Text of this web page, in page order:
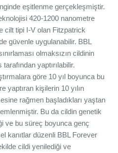
eşitlenme gerçekleşmiştir.
420-1200 nanometre
cilt tipi I-V olan Fitzpatrick
güvenle uygulanabilir. BBL
olmaksızın cildinin
yaptırılabilir.
göre 10 yıl boyunca bu
yaptıran kişilerin 10 yılın
rağmen başladıkları yaştan
Bu da cildin genetik
ve bu süreç boyunca genç
kanıtlar düzenli BBL Forever
cildi yenilediği ve